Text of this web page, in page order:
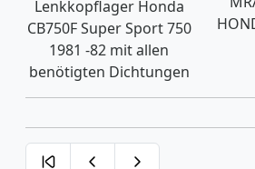
Lenkkopflager Honda
CB750F Super Sport 750
1981 -82 mit allen
benötigten Dichtungen